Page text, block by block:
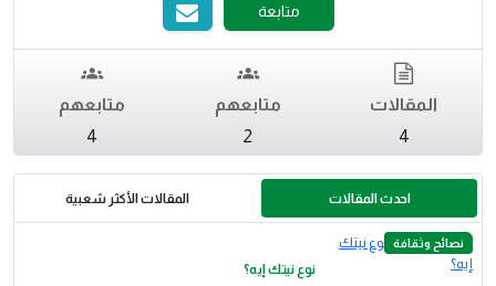
متابعة
المقالات
4
متابعهم
2
متابعهم
4
احدث المقالات المقالات الأكثر شعبية
نصائح وثقافة
نوع نيتك إيه؟